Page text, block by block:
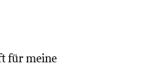
für meine